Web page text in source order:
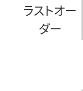
ラストオー
ダー